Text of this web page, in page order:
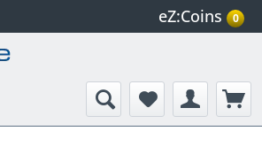
eZ:Coins 0